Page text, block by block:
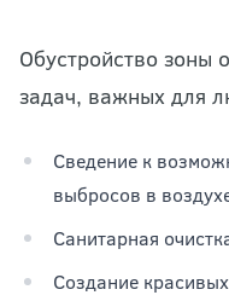
Обустройство зоны
задач, важных для
Сведение к
выбросов в
Санитарная
Создание